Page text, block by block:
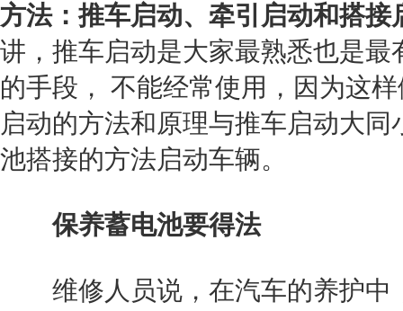
方法：推车启动、牵引启动和搭接
讲，推车启动是大家最熟悉也是
的手段， 不能经常使用，因为这
启动的方法和原理与推车启动大
池搭接的方法启动车辆。
保养蓄电池要得法
维修人员说，在汽车的养护中